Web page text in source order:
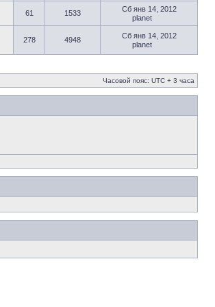
61 1533
Сб янв 14, 2012
planet
278 4948
Сб янв 14, 2012
planet
Часовой пояс: UTC + 3 часа